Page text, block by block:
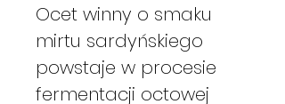
Ocet winny o smaku
mirtu sardyńskiego
powstaje w procesie
fermentacji octowej